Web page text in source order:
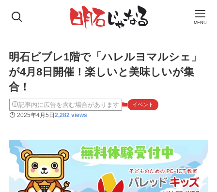
MENU
明石ビブレ1階で「ハレルヨマルシェ」
が4月8日開催！楽しいと美味しいが集
合！
記事内に広告を含む場合があります イベント
2025年4月5日2,282 views